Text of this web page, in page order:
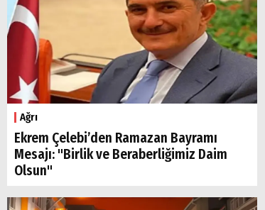
Ağrı
Ekrem Çelebi’den Ramazan Bayramı
Mesajı: "Birlik ve Beraberliğimiz Daim
Olsun"